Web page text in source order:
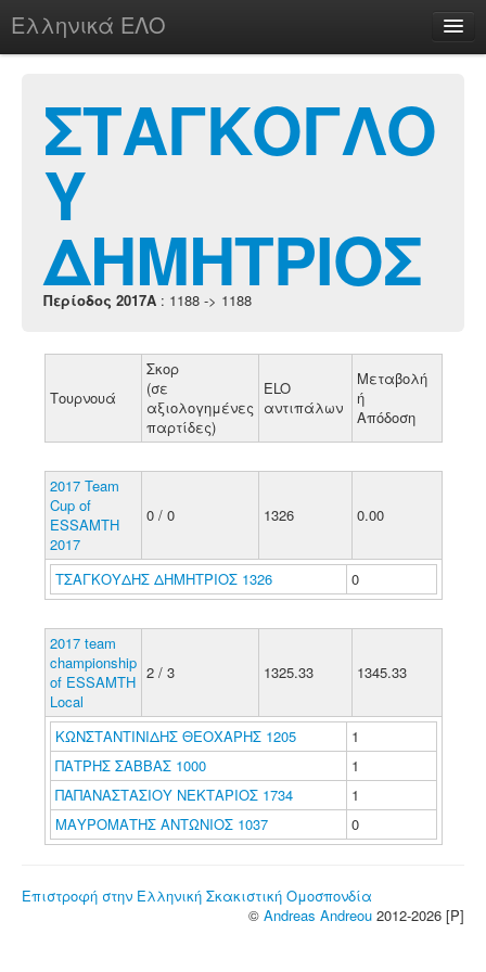
Ελληνικά ΕΛΟ
chesstu.be @ discord
ΣΤΑΓΚΟΓΛΟ
Υ
ΔΗΜΗΤΡΙΟΣ
Περίοδος 2017A : 1188 -> 1188
Τουρνουά
Σκορ
(σε
αξιολογημένες
παρτίδες)
ELO
αντιπάλων
Μεταβολή
ή
Απόδοση
2017 Team
Cup of
ESSAMTH
2017
0 / 0 1326 0.00
ΤΣΑΓΚΟΥΔΗΣ ΔΗΜΗΤΡΙΟΣ 1326 0
2017 team
championship
of ESSAMTH
Local
2 / 3 1325.33 1345.33
ΚΩΝΣΤΑΝΤΙΝΙΔΗΣ ΘΕΟΧΑΡΗΣ 1205
1
ΠΑΤΡΗΣ ΣΑΒΒΑΣ 1000
1
ΠΑΠΑΝΑΣΤΑΣΙΟΥ ΝΕΚΤΑΡΙΟΣ 1734
1
ΜΑΥΡΟΜΑΤΗΣ ΑΝΤΩΝΙΟΣ 1037
0
Επιστροφή στην Ελληνική Σκακιστική Ομοσπονδία
© Andreas Andreou 2012-2026 [P]